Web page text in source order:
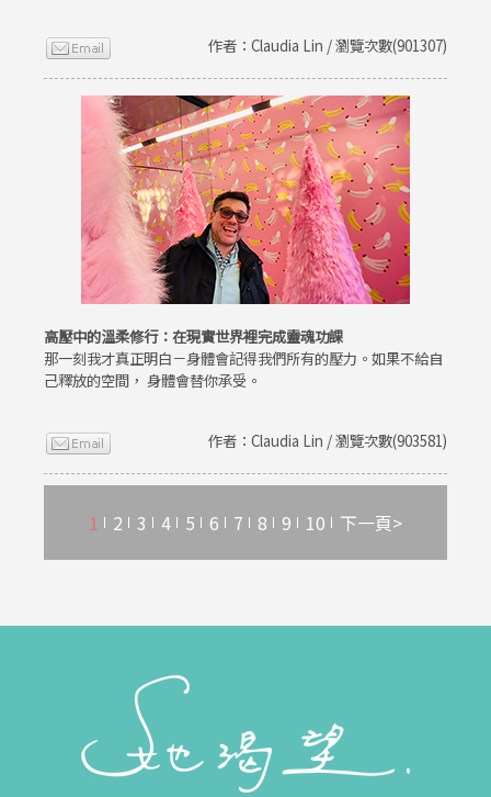
作者：Claudia Lin / 瀏覽次數(901307)
高壓中的溫柔修行：在現實世界裡完成靈魂功課
那一刻我才真正明白－身體會記得我們所有的壓力。如果不給自
己釋放的空間， 身體會替你承受。
作者：Claudia Lin / 瀏覽次數(903581)
1 2 3 4 5 6 7 8 9 10 下一頁>